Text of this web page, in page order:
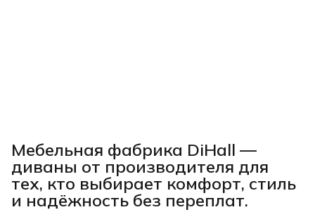
Мебельная фабрика DiHall —
диваны от производителя для
тех, кто выбирает комфорт, стиль
и надёжность без переплат.